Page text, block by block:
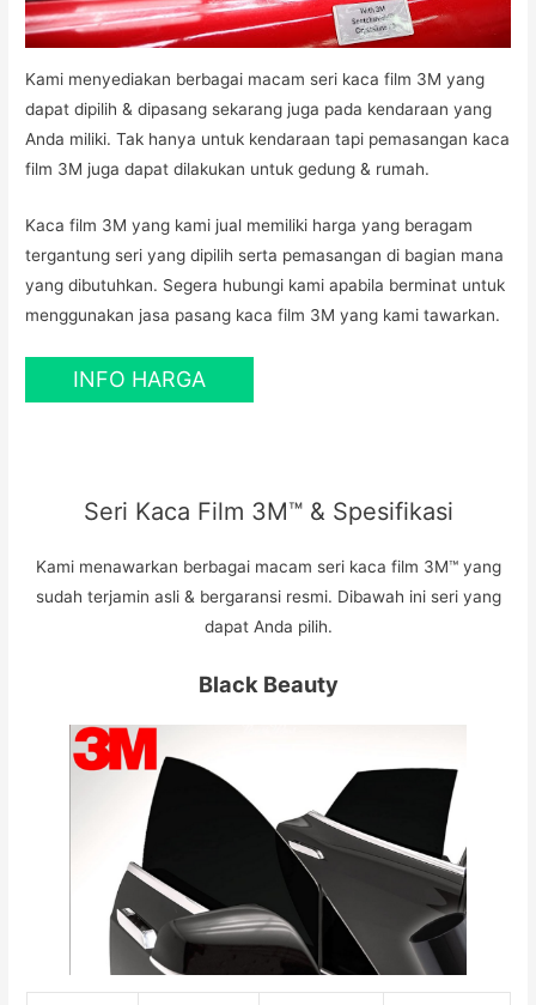
Kami menyediakan berbagai macam seri kaca film 3M yang
dapat dipilih & dipasang sekarang juga pada kendaraan yang
Anda miliki. Tak hanya untuk kendaraan tapi pemasangan kaca
film 3M juga dapat dilakukan untuk gedung & rumah.
Kaca film 3M yang kami jual memiliki harga yang beragam
tergantung seri yang dipilih serta pemasangan di bagian mana
yang dibutuhkan. Segera hubungi kami apabila berminat untuk
menggunakan jasa pasang kaca film 3M yang kami tawarkan.
INFO HARGA
Seri Kaca Film 3M™ & Spesifikasi
Kami menawarkan berbagai macam seri kaca film 3M™ yang
sudah terjamin asli & bergaransi resmi. Dibawah ini seri yang
dapat Anda pilih.
Black Beauty